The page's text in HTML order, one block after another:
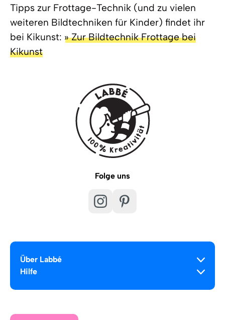
Tipps zur Frottage-Technik (und zu vielen
weiteren Bildtechniken für Kinder) findet ihr
bei Kikunst: » Zur Bildtechnik Frottage bei
Kikunst
Folge uns
Über Labbé
Hilfe